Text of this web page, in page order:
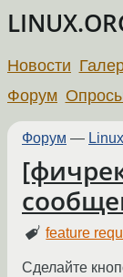
Новости
Форум
Форум —
feature
Сделайте